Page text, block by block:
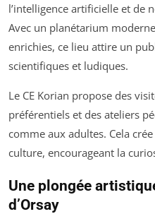
l’intelligence artificielle et de
Avec un planétarium
enrichies, ce lieu attire un
scientifiques et ludiques.
Le CE Korian propose des
préférentiels et des ateliers
comme aux adultes. Cela
culture, encourageant la
Une plongée
d’Orsay